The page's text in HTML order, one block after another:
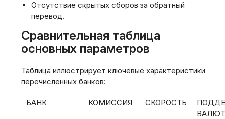
Отсутствие скрытых сборов за обратный
перевод.
Сравнительная таблица
основных параметров
Таблица иллюстрирует ключевые характеристики
перечисленных банков:
БАНК КОМИССИЯ СКОРОСТЬ